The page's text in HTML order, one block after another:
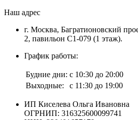
Наш адрес
г. Москва, Багратионовский
2, павильон С1-079 (1 этаж).
График работы:
Будние дни: с 10:30 до 20:00
Выходные:
с 11:30 до 19:00
ИП Киселева Ольга Ивановна
ОГРНИП: 316325600099741